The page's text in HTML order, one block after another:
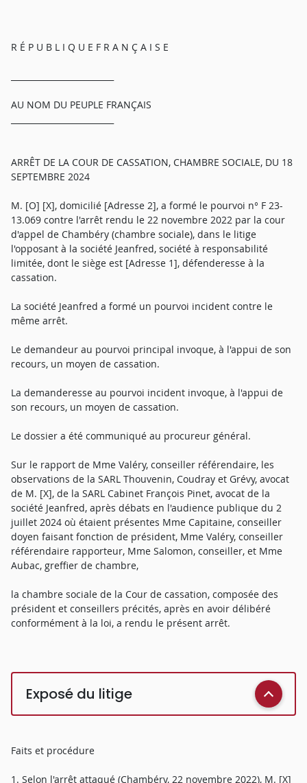
R É P U B L I Q U E F R A N Ç A I S E
AU NOM DU PEUPLE FRANÇAIS
ARRÊT DE LA COUR DE CASSATION, CHAMBRE SOCIALE, DU 18
SEPTEMBRE 2024
M. [O] [X], domicilié [Adresse 2], a formé le pourvoi n° F 23-
13.069 contre l'arrêt rendu le 22 novembre 2022 par la cour
d'appel de Chambéry (chambre sociale), dans le litige
l'opposant à la société Jeanfred, société à responsabilité
limitée, dont le siège est [Adresse 1], défenderesse à la
cassation.
La société Jeanfred a formé un pourvoi incident contre le
même arrêt.
Le demandeur au pourvoi principal invoque, à l'appui de son
recours, un moyen de cassation.
La demanderesse au pourvoi incident invoque, à l'appui de
son recours, un moyen de cassation.
Le dossier a été communiqué au procureur général.
Sur le rapport de Mme Valéry, conseiller référendaire, les
observations de la SARL Thouvenin, Coudray et Grévy, avocat
de M. [X], de la SARL Cabinet François Pinet, avocat de la
société Jeanfred, après débats en l'audience publique du 2
juillet 2024 où étaient présentes Mme Capitaine, conseiller
doyen faisant fonction de président, Mme Valéry, conseiller
référendaire rapporteur, Mme Salomon, conseiller, et Mme
Aubac, greffier de chambre,
la chambre sociale de la Cour de cassation, composée des
président et conseillers précités, après en avoir délibéré
conformément à la loi, a rendu le présent arrêt.
Exposé du litige
Faits et procédure
1. Selon l'arrêt attaqué (Chambéry, 22 novembre 2022), M. [X]